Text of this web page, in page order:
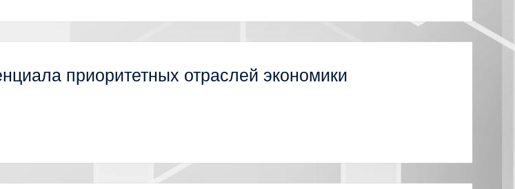
приоритетных отраслей экономики